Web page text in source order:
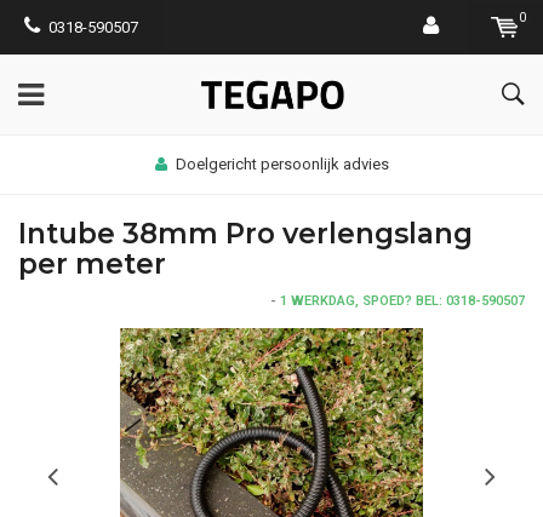
0318-590507
0
Doelgericht persoonlijk advies
Intube 38mm Pro verlengslang
per meter
- 1 WERKDAG, SPOED? BEL: 0318-590507